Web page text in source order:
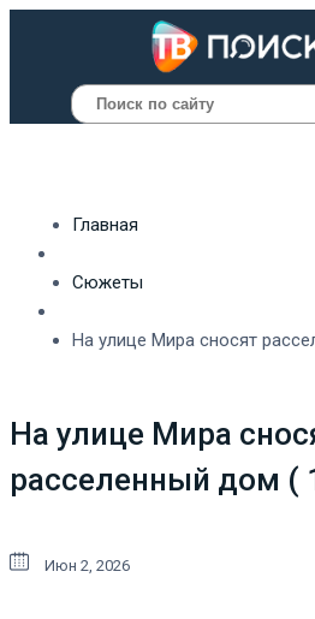
Поиск
Главная
Сюжеты
На улице Мира сносят
На улице Мира
расселенный дом (
Июн 2, 2026